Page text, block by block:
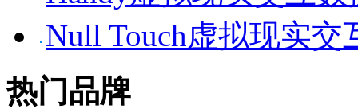
Null Touch虚拟现实交
热门品牌